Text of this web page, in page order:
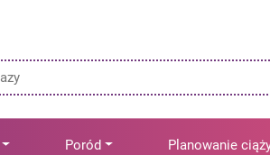
Poród Planowanie